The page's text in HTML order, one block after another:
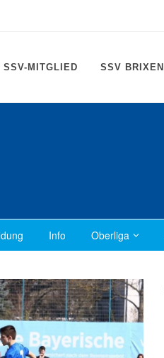
SSV-MITGLIED SSV BRIXEN
Info Oberliga